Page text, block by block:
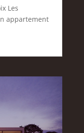
Les
appartement